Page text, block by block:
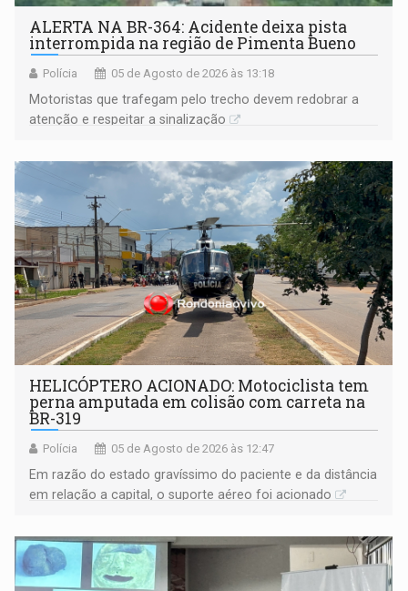
ALERTA NA BR-364: Acidente deixa pista
interrompida na região de Pimenta Bueno
Polícia 05 de Agosto de 2026 às 13:18
​Motoristas que trafegam pelo trecho devem redobrar a
atenção e respeitar a sinalização
HELICÓPTERO ACIONADO: Motociclista tem
perna amputada em colisão com carreta na
BR-319
Polícia 05 de Agosto de 2026 às 12:47
Em razão do estado gravíssimo do paciente e da distância
em relação a capital, o suporte aéreo foi acionado